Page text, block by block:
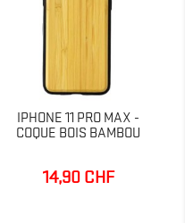
IPHONE 11 PRO MAX -
COQUE BOIS BAMBOU
Prix
14,90 CHF